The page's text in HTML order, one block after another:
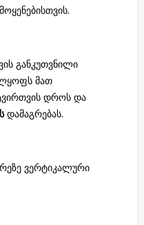
განკუთვნილი
მათ
დროს და
დამაგრებას.
ვერტიკალური